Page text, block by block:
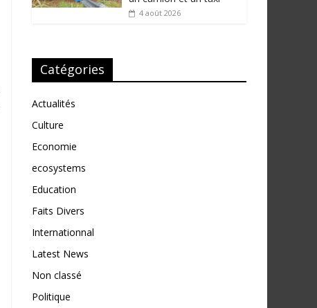
4 août 2026
Catégories
Actualités
Culture
Economie
ecosystems
Education
Faits Divers
Internationnal
Latest News
Non classé
Politique